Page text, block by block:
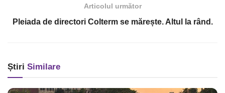
Articolul următor
Pleiada de directori Colterm se mărește. Altul la rând.
Știri Similare